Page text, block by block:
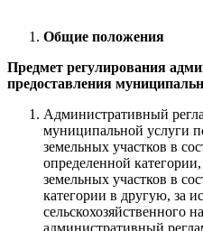
Общие положения
Предмет регулирования
предоставления
Административный
муниципальной услуги
земельных участков в
определенной
земельных участков в
категории в другую, за
сельскохозяйственного
административный